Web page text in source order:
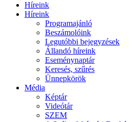
Híreink
Híreink
Programajánló
Beszámolóink
Legutóbbi bejegyzések
Állandó híreink
Eseménynaptár
Keresés, szűrés
Ünnepkörök
Média
Képtár
Videótár
SZEM